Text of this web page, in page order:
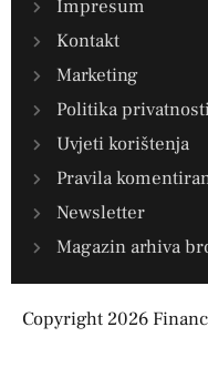
Impresum
Kontakt
Marketing
Politika
Uvjeti korištenja
Pravila
Newsletter
Magazin arhiva
Copyright 2026